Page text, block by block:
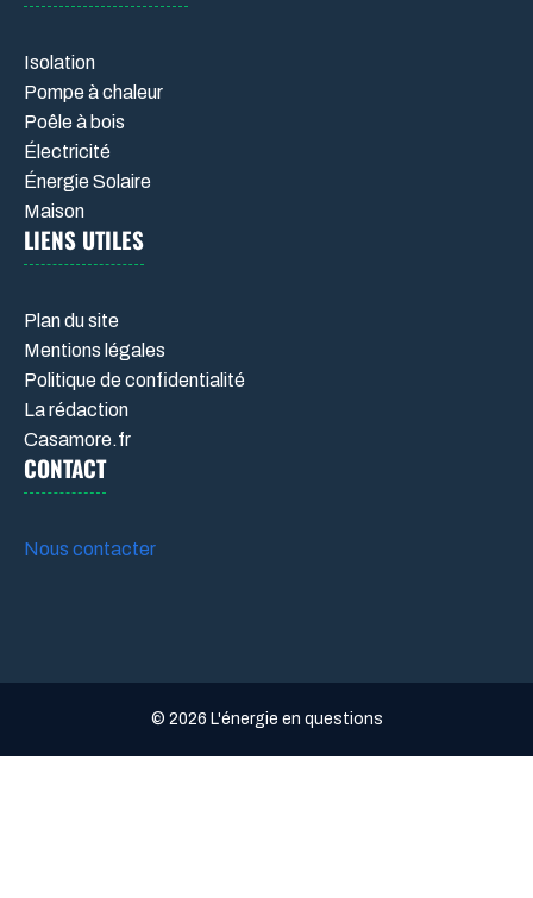
Isolation
Pompe à chaleur
Poêle à bois
Électricité
Énergie Solaire
Maison
LIENS UTILES
Plan du site
Mentions légales
Politique de confidentialité
La rédaction
Casamore.fr
CONTACT
Nous contacter
© 2026 L'énergie en questions